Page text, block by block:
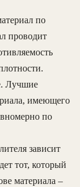
по
проводит
Лучшие
имеющего
по
зависит
тот, который
материала –